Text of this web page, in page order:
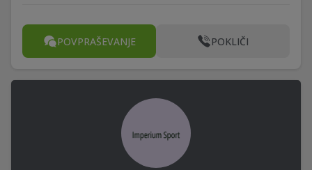
POVPRAŠEVANJE POKLIČI